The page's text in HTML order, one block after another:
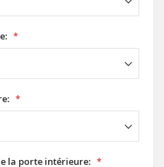
la porte intérieure: